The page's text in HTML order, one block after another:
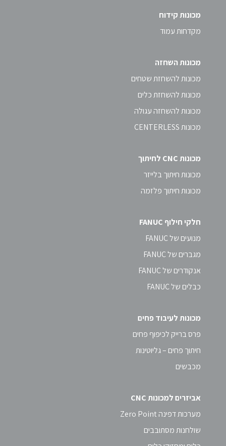
מכונות קידוח
מקדחות עמוד
מכונות השחזה
מכונות להשחזת שטחים
מכונות להשחזת כלים
מכונות להשחזה עגולה
מכונות CENTERLESS
מכונות CNC לחיתוך
מכונות חיתוך בלייזר
מכונות חיתוך פלזמה
חלקי חילוף FANUC
מנועים של FANUC
מגברים של FANUC
אנקודרים של FANUC
כבלים של FANUC
מכונות לעיבוד פחים
פרס ברייק לכיפוף פחים
חיתוך פחים – גליוטינות
מכבשים
אביזרים למכונות CNC
מערכות דפינה Zero Point
שולחנות מסתובבים